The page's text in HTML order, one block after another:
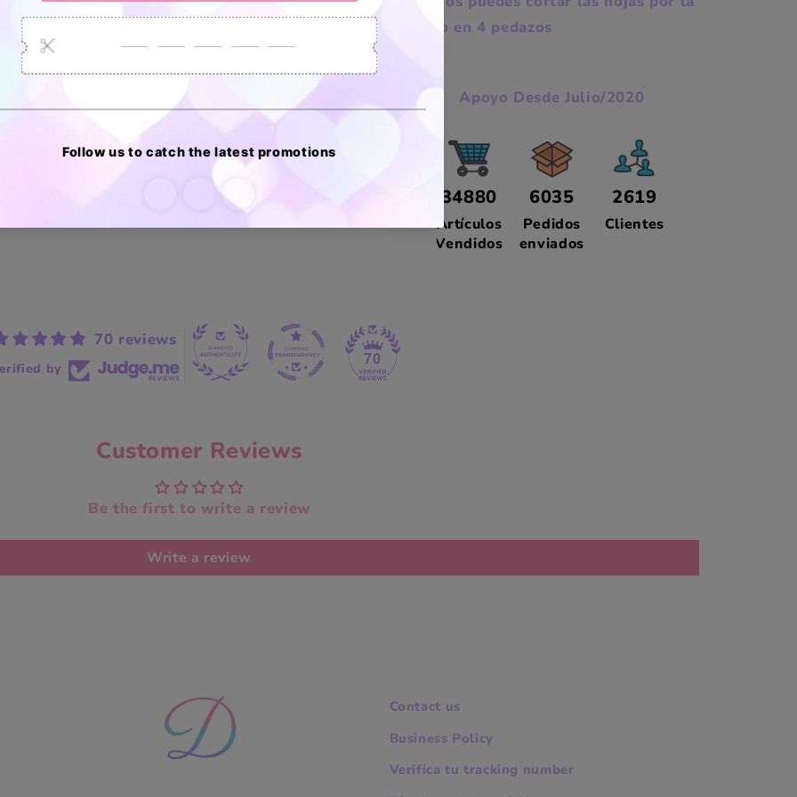
mitad o en 4 pedazos
Apoyo Desde Julio/2020
34880
Artículos
Vendidos
6035
Pedidos
enviados
2619
Clientes
70 reviews
by
70
Customer Reviews
Be the first to write a review
Write a review
Contact us
Business Policy
Verifica tu tracking number